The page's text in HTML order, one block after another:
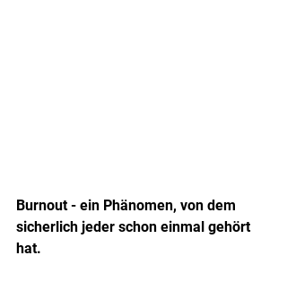
Burnout - ein Phänomen, von dem
sicherlich jeder schon einmal gehört
hat.